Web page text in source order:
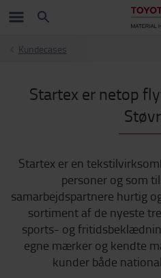
Kundecases
Startex er netop
Startex er en
personer og som
samarbejdspartnere hurtig
sortiment af de nyeste
sports- og
egne mærker og kendte
kunder både